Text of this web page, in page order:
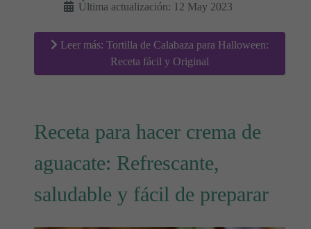
Última actualización: 12 May 2023
Leer más: Tortilla de Calabaza para Halloween:
Receta fácil y Original
Receta para hacer crema de
aguacate: Refrescante,
saludable y fácil de preparar